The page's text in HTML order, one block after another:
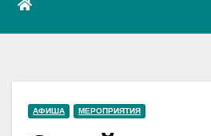
АФИША МЕРОПРИЯТИЯ